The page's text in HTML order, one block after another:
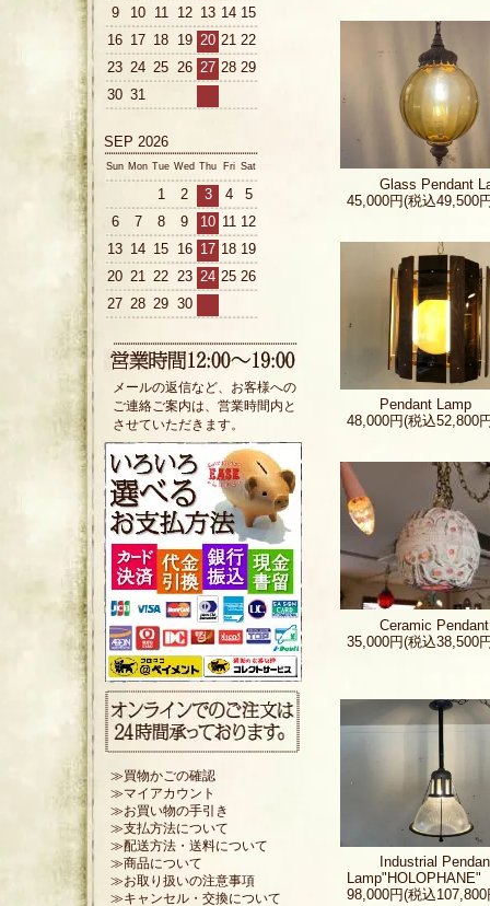
Glass Pendant
45,000円(税込49,500
Pendant Lamp
48,000円(税込52,800
Ceramic
35,000円(税込38,500
Industrial
Lamp"HOLOPHANE"
98,000円(税込107,800
9
10 11 12 13 14 15
16 17 18 19 20 21 22
23 24 25 26 27 28 29
30 31
SEP 2026
Sun Mon Tue Wed Thu Fri Sat
1 2 3 4
5
6
7 8 9 10 11 12
13 14 15 16 17 18 19
20 21 22 23 24 25 26
27 28 29 30
メールの返信など、お客様への
ご連絡ご案内は、営業時間内と
させていただきます。
≫買物かごの確認
≫マイアカウント
≫お買い物の手引き
≫支払方法について
≫配送方法・送料について
≫商品について
≫お取り扱いの注意事項
≫キャンセル・交換について